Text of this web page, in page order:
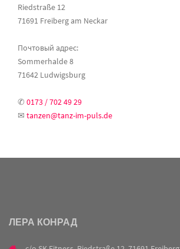
Riedstraße 12
71691 Freiberg am Neckar
Почтовый адрес:
Sommerhalde 8
71642 Ludwigsburg
✆ 0173 / 702 49 29
✉ tanzen@tanz-im-puls.de
ЛЕРА КОНРАД